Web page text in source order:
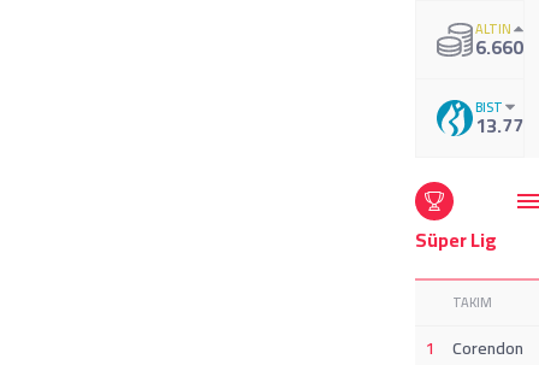
ALTIN
BIST
Süper Lig
TAKIM
1
Corendon